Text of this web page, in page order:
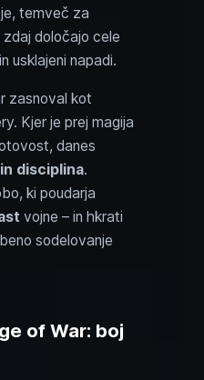
temveč za
zdaj določajo cele
usklajeni napadi.
zasnoval kot
Kjer je prej magija
danes
disciplina.
ki poudarja
vojne – in hkrati
sodelovanje
of War: boj